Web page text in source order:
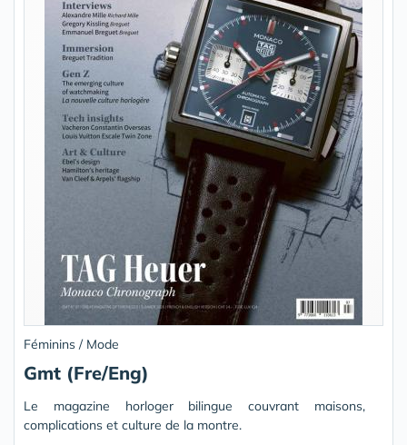
Féminins / Mode
Gmt (Fre/Eng)
Le magazine horloger bilingue couvrant maisons,
complications et culture de la montre.